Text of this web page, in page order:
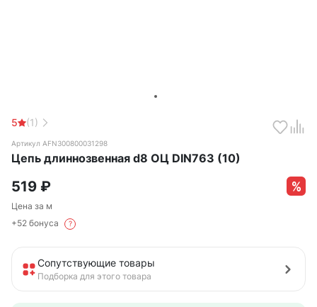
5 (1)
Артикул AFN300800031298
Цепь длиннозвенная d8 ОЦ DIN763 (10)
519 ₽
Цена за м
+52 бонуса
?
Сопутствующие товары
Подборка для этого товара